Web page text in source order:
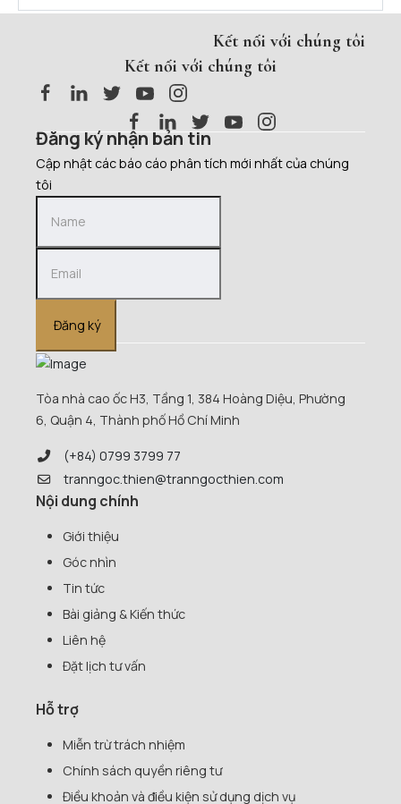
Kết nối với chúng tôi
Kết nối với chúng tôi
Đăng ký nhận bản tin
Cập nhật các báo cáo phân tích mới nhất của chúng
tôi
Đăng ký
Tòa nhà cao ốc H3, Tầng 1, 384 Hoàng Diệu, Phường
6, Quận 4, Thành phố Hồ Chí Minh
(+84) 0799 3799 77
tranngoc.thien@tranngocthien.com
Nội dung chính
Giới thiệu
Góc nhìn
Tin tức
Bài giảng & Kiến thức
Liên hệ
Đặt lịch tư vấn
Hỗ trợ
Miễn trừ trách nhiệm
Chính sách quyền riêng tư
Điều khoản và điều kiện sử dụng dịch vụ